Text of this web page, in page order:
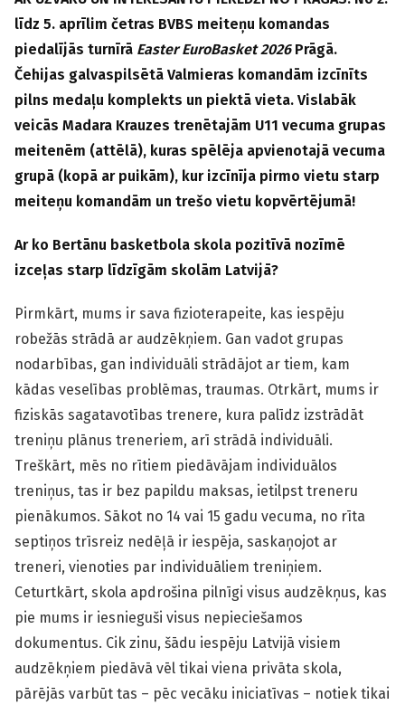
līdz 5. aprīlim četras BVBS meiteņu komandas
piedalījās turnīrā Easter EuroBasket 2026 Prāgā.
Čehijas galvaspilsētā Valmieras komandām izcīnīts
pilns medaļu komplekts un piektā vieta. Vislabāk
veicās Madara Krauzes trenētajām U11 vecuma grupas
meitenēm (attēlā), kuras spēlēja apvienotajā vecuma
grupā (kopā ar puikām), kur izcīnīja pirmo vietu starp
meiteņu komandām un trešo vietu kopvērtējumā!
Ar ko Bertānu basketbola skola pozitīvā nozīmē
izceļas starp līdzīgām skolām Latvijā?
Pirmkārt, mums ir sava fizioterapeite, kas iespēju
robežās strādā ar audzēkņiem. Gan vadot grupas
nodarbības, gan individuāli strādājot ar tiem, kam
kādas veselības problēmas, traumas. Otrkārt, mums ir
fiziskās sagatavotības trenere, kura palīdz izstrādāt
treniņu plānus treneriem, arī strādā individuāli.
Treškārt, mēs no rītiem piedāvājam individuālos
treniņus, tas ir bez papildu maksas, ietilpst treneru
pienākumos. Sākot no 14 vai 15 gadu vecuma, no rīta
septiņos trīsreiz nedēļā ir iespēja, saskaņojot ar
treneri, vienoties par individuāliem treniņiem.
Ceturtkārt, skola apdrošina pilnīgi visus audzēkņus, kas
pie mums ir iesnieguši visus nepieciešamos
dokumentus. Cik zinu, šādu iespēju Latvijā visiem
audzēkņiem piedāvā vēl tikai viena privāta skola,
pārējās varbūt tas – pēc vecāku iniciatīvas – notiek tikai